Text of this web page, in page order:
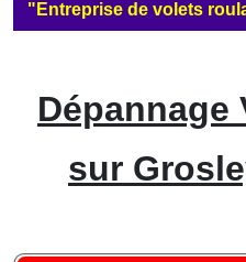
"Entreprise de volets
Dépannage
sur